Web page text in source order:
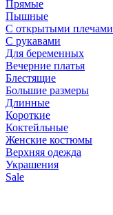
Прямые
Пышные
С открытыми плечами
С рукавами
Для беременных
Вечерние платья
Блестящие
Большие размеры
Длинные
Короткие
Коктейльные
Женские костюмы
Верхняя одежда
Украшения
Sale